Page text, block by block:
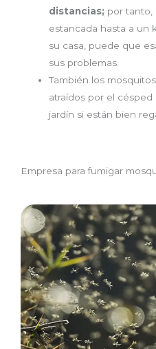
distancias; por tanto,
estancada hasta a un
su casa, puede que
sus problemas.
También los
atraídos por el
jardín si están bien
Empresa para fumigar